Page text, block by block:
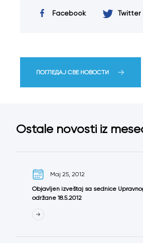
Facebook Twitter
ПОГЛЕДАЈ СВЕ НОВОСТИ
Ostale novosti iz
Maj 25, 2012
Objavljen izveštaj sa sednice
održane 18.5.2012